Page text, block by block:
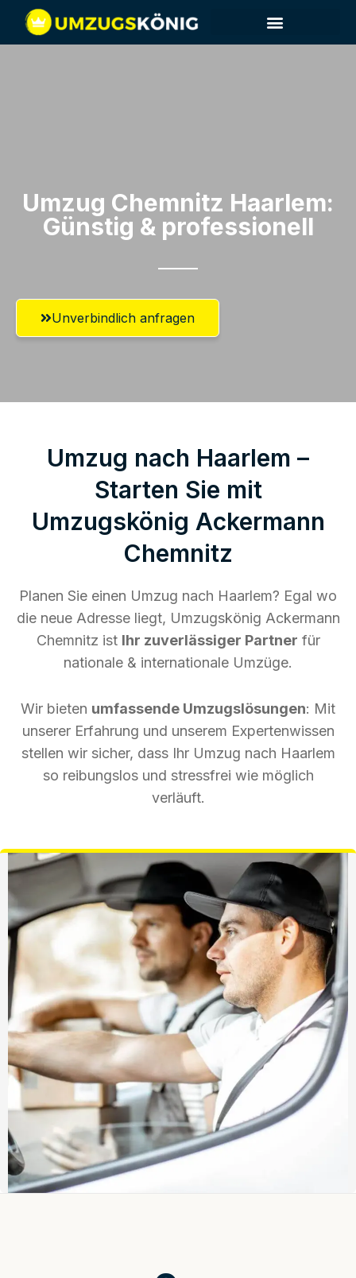
Umzug Chemnitz​ Haarlem:
Günstig & professionell​
Unverbindlich anfragen
Umzug nach Haarlem –
Starten Sie mit
Umzugskönig Ackermann
Chemnitz
Planen Sie einen Umzug nach Haarlem? Egal wo
die neue Adresse liegt, Umzugskönig Ackermann
Chemnitz ist Ihr zuverlässiger Partner für
nationale & internationale Umzüge.
Wir bieten umfassende Umzugslösungen: Mit
unserer Erfahrung und unserem Expertenwissen
stellen wir sicher, dass Ihr Umzug nach Haarlem
so reibungslos und stressfrei wie möglich
verläuft.